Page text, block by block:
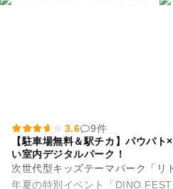
3.6
9件
【駐車場無料＆駅チカ】パウパ
い室内デジタルパーク！
次世代型キッズテーマパーク「リ
年夏の特別イベント「DINO